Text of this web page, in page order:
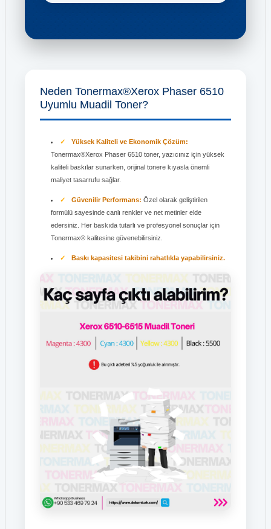
Neden Tonermax®Xerox Phaser 6510
Uyumlu Muadil Toner?
Yüksek Kaliteli ve Ekonomik Çözüm:
Tonermax®Xerox Phaser 6510 toner, yazıcınız için yüksek
kaliteli baskılar sunarken, orijinal tonere kıyasla önemli
maliyet tasarrufu sağlar.
Güvenilir Performans: Özel olarak geliştirilen
formülü sayesinde canlı renkler ve net metinler elde
edersiniz. Her baskıda tutarlı ve profesyonel sonuçlar için
Tonermax® kalitesine güvenebilirsiniz.
Baskı kapasitesi takibini rahatlıkla yapabilirsiniz.